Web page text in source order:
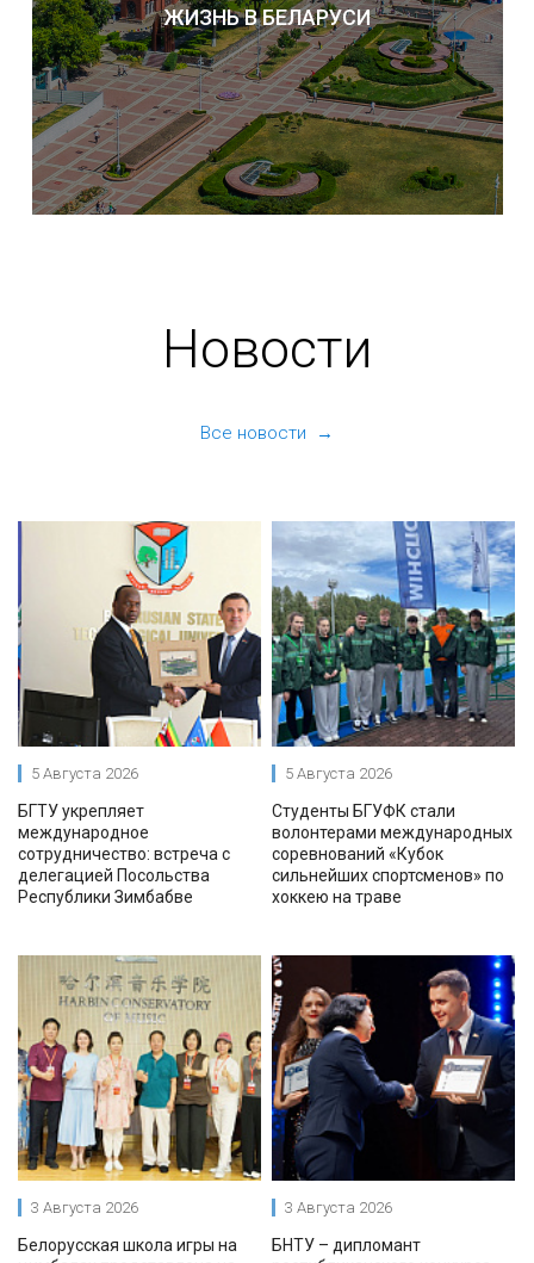
ЖИЗНЬ В БЕЛАРУСИ
Новости
Все новости →
5 Августа 2026
БГТУ укрепляет
международное
сотрудничество: встреча с
делегацией Посольства
Республики Зимбабве
5 Августа 2026
Студенты БГУФК стали
волонтерами международных
соревнований «Кубок
сильнейших спортсменов» по
хоккею на траве
3 Августа 2026
Белорусская школа игры на
3 Августа 2026
БНТУ – дипломант